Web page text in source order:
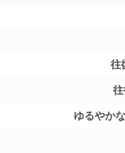
往
ゆるやか